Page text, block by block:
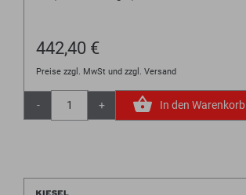
442,40 €
Preise zzgl. MwSt und zzgl. Versand
- + In den Warenkorb